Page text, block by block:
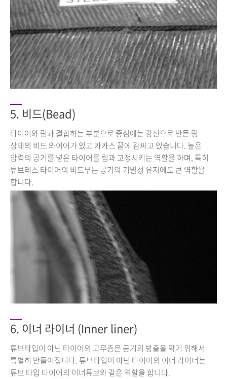
5. 비드(Bead)
타이어와 림과 결합하는 부분으로 중심에는 강선으로 만든 링
상태의 비드 와이어가 있고 카카스 끝에 감싸고 있습니다. 높은
압력의 공기를 넣은 타이어를 림과 고정시키는 역할을 하며, 특히
튜브레스 타이어의 비드부는 공기의 기밀성 유지에도 큰 역할을
합니다.
6. 이너 라이너 (Inner liner)
튜브타입이 아닌 타이어의 고무층은 공기의 방출을 막기 위해서
특별히 만들어집니다. 튜브타입이 아닌 타이어의 이너 라이너는
튜브 타입 타이어의 이너튜브와 같은 역할을 합니다.